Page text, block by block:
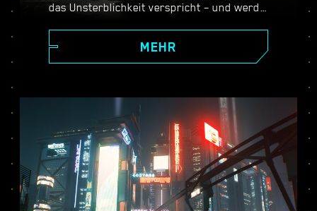
das Unsterblichkeit verspricht – und werde
die Geschichte und die Charaktere um dich
herum beeinflussen. Dich erwartet eine
als aufstrebender Söldner bis hin zu
gefährlichen Herausforderungen für einen
legendären Cyberpunk – und das alles,
während du die Geheimnisse eines
unbezahlbaren Implantats erkundest, das
jeder in die Hände bekommen will.
MEHR